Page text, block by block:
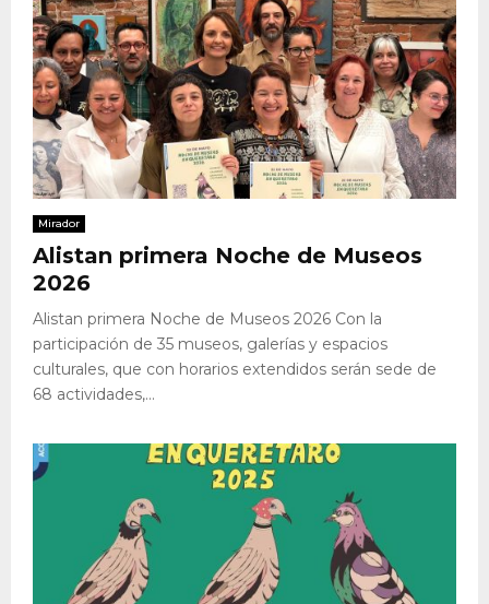
Mirador
Alistan primera Noche de Museos
2026
Alistan primera Noche de Museos 2026 Con la
participación de 35 museos, galerías y espacios
culturales, que con horarios extendidos serán sede de
68 actividades,...